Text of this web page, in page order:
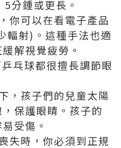
分鍾或更長。
你可以在看電子產品
輻射)。這種手法也適
解視覺疲勞。
乓球都很擅長調節眼
，孩子們的兒童太陽
保護眼睛。孩子的
受傷。
失時，你必須到正規